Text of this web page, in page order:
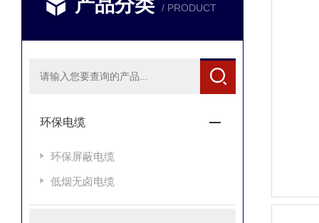
产品分类 / PRODUCT
环保电缆
环保屏蔽电缆
低烟无卤电缆